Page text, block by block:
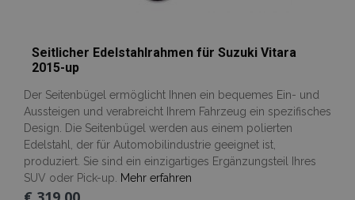
Seitlicher Edelstahlrahmen für Suzuki Vitara
2015-up
Der Seitenbügel ermöglicht Ihnen ein bequemes Ein- und
Aussteigen und verabreicht Ihrem Fahrzeug ein spezifisches
Design. Die Seitenbügel werden aus einem polierten
Edelstahl, der für Automobilindustrie geeignet ist,
produziert. Sie sind ein einzigartiges Ergänzungsteil Ihres
SUV oder Pick-up.
Mehr erfahren